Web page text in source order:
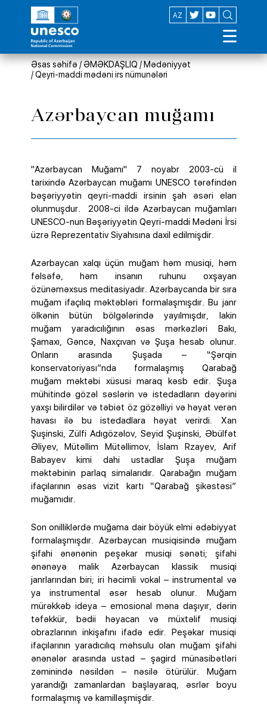
AZ
EN
Əsas səhifə / ƏMƏKDAŞLIQ / Mədəniyyət
/Qeyri-maddi mədəni irs nümunələri
Azərbaycan muğamı
"Azərbaycan Muğamı" 7 noyabr 2003-cü il
tarixində Azərbaycan muğamı UNESCO tərəfindən
bəşəriyyətin qeyri-maddi irsinin şah əsəri elan
olunmuşdur. 2008-ci ildə Azərbaycan muğamları
UNESCO-nun Bəşəriyyətin Qeyri-maddi Mədəni İrsi
üzrə Reprezentativ Siyahısına daxil edilmişdir.
Azərbaycan xalqı üçün muğam həm musiqi, həm
fəlsəfə, həm insanın ruhunu oxşayan
özünəməxsus meditasiyadır. Azərbaycanda bir sıra
muğam ifaçılıq məktəbləri formalaşmışdır. Bu janr
ölkənin bütün bölgələrində yayılmışdır, lakin
muğam yaradıcılığının əsas mərkəzləri Bakı,
Şamaxı, Gəncə, Naxçıvan və Şuşa hesab olunur.
Onların arasında Şuşada – “Şərqin
konservatoriyası”nda formalaşmış Qarabağ
muğam məktəbi xüsusi maraq kəsb edir. Şuşa
mühitində gözəl səslərin və istedadların dəyərini
yaxşı bilirdilər və təbiət öz gözəlliyi və həyat verən
havası ilə bu istedadlara həyat verirdi. Xan
Şuşinski, Zülfi Adıgözəlov, Seyid Şuşinski, Əbülfət
Əliyev, Mütəllim Mütəllimov, İslam Rzayev, Arif
Babayev kimi dahi ustadlar Şuşa muğam
məktəbinin parlaq simalarıdır. Qarabağın muğam
ifaçılarının əsas vizit kartı “Qarabağ şikəstəsi”
muğamıdır.
Son onilliklərdə muğama dair böyük elmi ədəbiyyat
formalaşmışdır. Azərbaycan musiqisində muğam
şifahi ənənənin peşəkar musiqi sənəti; şifahi
ənənəyə malik Azərbaycan klassik musiqi
janrlarından biri; iri həcimli vokal – instrumental və
ya instrumental əsər hesab olunur. Muğam
mürəkkəb ideya – emosional məna daşıyır, dərin
təfəkkür, bədii həyacan və müxtəlif musiqi
obrazlarının inkişafını ifadə edir. Peşəkar musiqi
ifaçılarının yaradıcılıq məhsulu olan muğam şifahi
ənənələr arasında ustad – şagird münasibətləri
zəminində nəsildən – nəsilə ötürülür. Muğam
yarandığı zamanlardan başlayaraq, əsrlər boyu
formalaşmış və kamilləşmişdir.